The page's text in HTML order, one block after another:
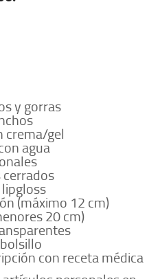
y gorras
crema/gel
agua
cerrados
(máximo 12 cm)
20 cm)
con receta médica